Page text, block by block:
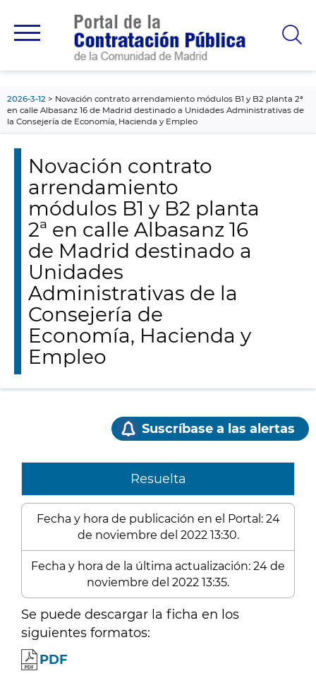
principal
2026-3-12
Novación contrato arrendamiento módulos B1 y B2 planta 2ª
en calle Albasanz 16 de Madrid destinado a Unidades Administrativas de
la Consejería de Economía, Hacienda y Empleo
Novación contrato
arrendamiento
módulos B1 y B2 planta
2ª en calle Albasanz 16
de Madrid destinado a
Unidades
Administrativas de la
Consejería de
Economía, Hacienda y
Empleo
Suscríbase a las alertas
Resuelta
Fecha y hora de publicación en el Portal: 24
de noviembre del 2022 13:30.
Fecha y hora de la última actualización: 24 de
noviembre del 2022 13:35.
Se puede descargar la ficha en los
siguientes formatos:
PDF